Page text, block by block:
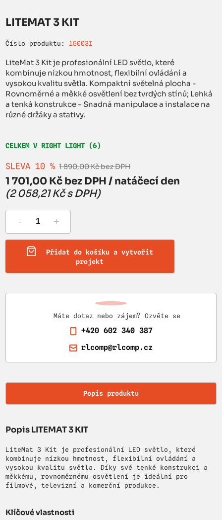
LITEMAT 3 KIT
Číslo produktu: 15003I
LiteMat 3 Kit je profesionální LED světlo, které
kombinuje nízkou hmotnost, flexibilní ovládání a
vysokou kvalitu světla. Kompaktní světelná plocha -
Rovnoměrné a měkké osvětlení bez tvrdých stínů; Lehká
a tenká konstrukce - Snadná manipulace a instalace na
různé držáky a stativy.
CELKEM V RIGHT LIGHT (6)
SLEVA 10 % 1 890,00 Kč bez DPH
1 701,00 Kč bez DPH / natáčecí den
(2 058,21 Kč s DPH)
- +
Přidat do košíku a vytvořit
projekt
Máte dotaz nebo zájem? Ozvěte se
+420 602 340 387
rlcomp@rlcomp.cz
Popis produktu
Popis LITEMAT 3 KIT
LiteMat 3 Kit je profesionální LED světlo, které
kombinuje nízkou hmotnost, flexibilní ovládání a
vysokou kvalitu světla. Díky své tenké konstrukci a
měkkému, rovnoměrnému osvětlení je ideální pro
filmové, televizní a komerční produkce.
Klíčové vlastnosti